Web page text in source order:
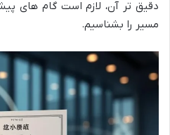
دقیق تر آن، لازم است گام های
مسیر را بشناسیم.